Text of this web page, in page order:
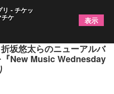
の日本デビューシング
坂悠太らのニューアルバ
New Music Wednesday
リ - チケッ
チケ 表示